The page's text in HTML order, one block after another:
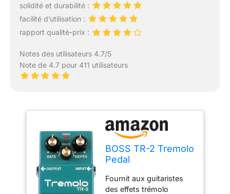
solidité et durabilité :
facilité d’utilisation :
rapport qualité-prix :
Notes des utilisateurs 4.7/5
Note de 4.7 pour 411 utilisateurs
BOSS TR-2 Tremolo
Pedal
Fournit aux guitaristes
des effets trémolo